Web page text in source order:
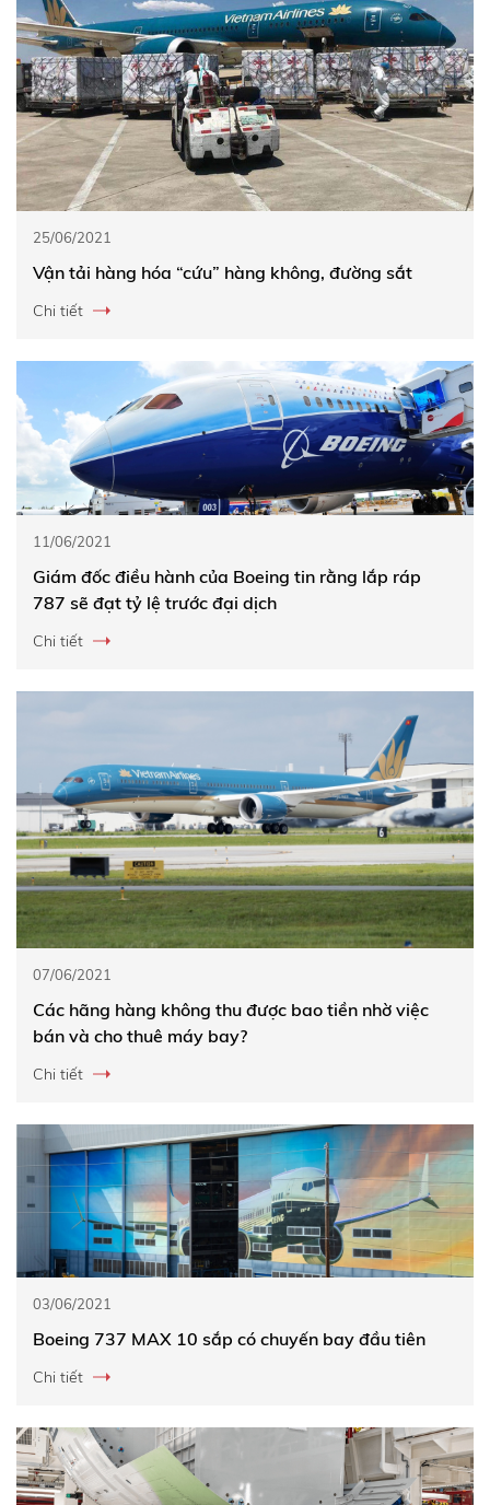
25/06/2021
Vận tải hàng hóa “cứu” hàng không, đường sắt
Chi tiết
11/06/2021
Giám đốc điều hành của Boeing tin rằng lắp ráp
787 sẽ đạt tỷ lệ trước đại dịch
Chi tiết
07/06/2021
Các hãng hàng không thu được bao tiền nhờ việc
bán và cho thuê máy bay?
Chi tiết
03/06/2021
Boeing 737 MAX 10 sắp có chuyến bay đầu tiên
Chi tiết